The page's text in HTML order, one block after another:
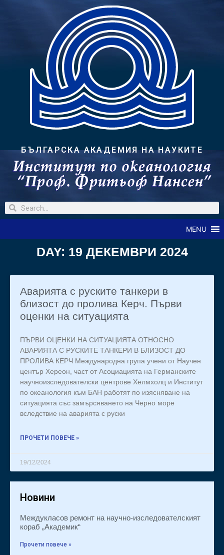
БЪЛГАРСКА АКАДЕМИЯ НА НАУКИТЕ
MENU
DAY: 19 ДЕКЕМВРИ 2024
Аварията с руските танкери в
близост до пролива Керч. Първи
оценки на ситуацията
ПЪРВИ ОЦЕНКИ НА СИТУАЦИЯТА ОТНОСНО
АВАРИЯТА С РУСКИТЕ ТАНКЕРИ В БЛИЗОСТ ДО
ПРОЛИВА КЕРЧ Международна група учени от Научен
център Хереон, част от Асоциацията на Германските
научноизследователски центрове Хелмхолц и Институт
по океанология към БАН работят по изясняване на
ситуацията със замърсяването на Черно море
вследствие на аварията с руски
ПРОЧЕТИ ПОВЕЧЕ »
19/12/2024
Новини
Междукласов ремонт на научно-изследователският
кораб „Академик“
Прочети повече »